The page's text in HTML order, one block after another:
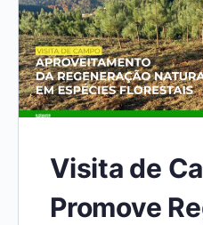
Visita de
Promove